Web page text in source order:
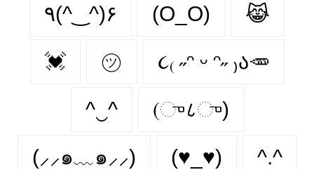
٩(^‿^)۶ (O_O) 😹
💓 ㋡ ૮₍ ˶ᵔ ᵕ ᵔ˶ ₎ა🥕
^‿^ (ு८ு)
(⸝⸝๑﹏๑⸝⸝) (♥_♥) ^.^